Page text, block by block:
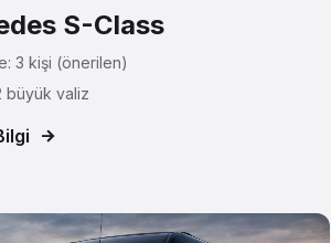
S-Class
3 kişi (önerilen)
büyük valiz